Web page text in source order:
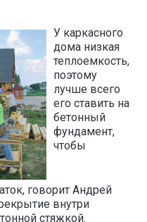
У каркасного
дома низкая
теплоемкость,
поэтому
лучше всего
его ставить на
бетонный
фундамент,
чтобы
говорит Андрей
внутри
стяжкой.